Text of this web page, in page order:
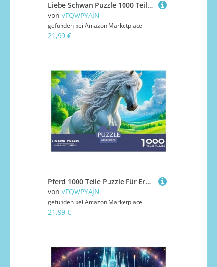
Liebe Schwan Puzzle 1000 Teile Liebe Schwan Für Erwachsene Mit Gemütliche Studie-Motiv Impossible Game 38x26cm/1000pcs
von VFQWPYAJN
gefunden bei Amazon Marketplace
21,99 €
Pferd 1000 Teile Puzzle Für Erwachsene Kinder Puzzles-Geschenk Für Pädagogisches Spiel 38x26cm/1000pcs
von VFQWPYAJN
gefunden bei Amazon Marketplace
21,99 €